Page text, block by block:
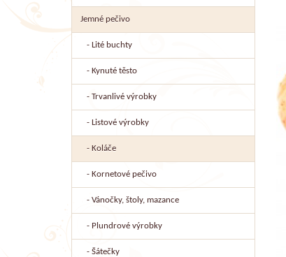
Jemné pečivo
- Lité buchty
- Kynuté těsto
- Trvanlivé výrobky
- Listové výrobky
- Koláče
- Kornetové pečivo
- Vánočky, štoly, mazance
- Plundrové výrobky
- Šátečky